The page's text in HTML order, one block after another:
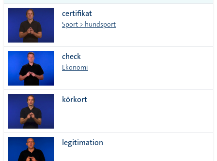
alla i
lista
certifikat
Sport > hundsport
check
Ekonomi
körkort
legitimation